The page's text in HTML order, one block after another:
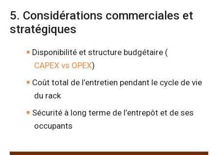
5. Considérations commerciales et
stratégiques
Disponibilité et structure budgétaire (
CAPEX vs OPEX)
Coût total de l’entretien pendant le cycle de vie
du rack
Sécurité à long terme de l’entrepôt et de ses
occupants